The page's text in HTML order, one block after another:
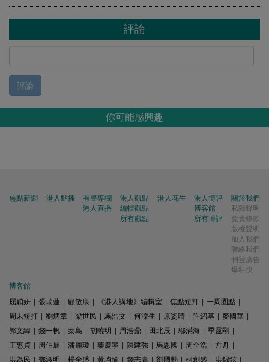
評論
評論
你可能感興趣
焦點新聞 港人點播
有聲專欄
港人直播
港人觀點
編輯觀點
所有觀點
港人花生
港人博評
博客館
所有博評
關於我們
私隱聲明
免責條款
版權聲明
加入我們
聯絡我們
刊登廣告
爆料快
博客館
屈穎妍 | 張瑞蓮 | 顧敏康 | 《港人講地》編輯室 | 焦點短打 | 一周圈點 |
周末短打 | 劉炳章 | 梁世民 | 馬浩文 | 何濼生 | 原姿晴 | 許紹基 | 麥國華 |
郭文緯 | 錢一帆 | 秦島 | 胡曉明 | 周浩鼎 | 田北辰 | 鄔滿海 | 季霆剛 |
王惠貞 | 周伯展 | 潘麗瓊 | 葉慶寧 | 陳建強 | 馬恩國 | 周全浩 | 方舟 |
洪為民 | 鄧淑明 | 楊全盛 | 黃均瑜 | 錢志庸 | 劉國勳 | 柯創盛 | 洪錦鉉 |